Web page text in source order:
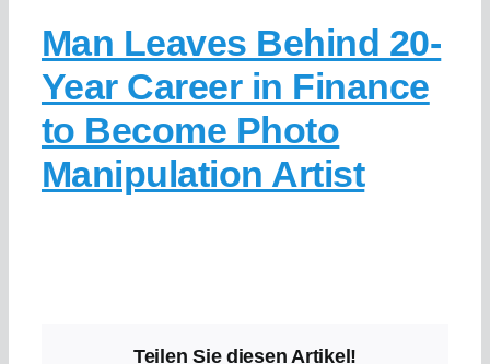
Man Leaves Behind 20-
Year Career in Finance
to Become Photo
Manipulation Artist
Teilen Sie diesen Artikel!